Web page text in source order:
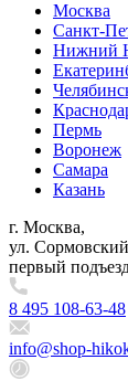
Москва
Санкт-
Нижний
Пермь
Воронеж
Самара
Казань
г. Москва,
ул.
первый
8 495 108-63-48
info@shop-